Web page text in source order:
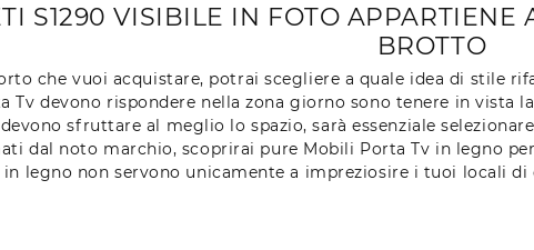
S1290 VISIBILE IN FOTO
BROTTO
che vuoi acquistare, potrai scegliere a quale idea di stile
Tv devono rispondere nella zona giorno sono tenere in
sfruttare al meglio lo spazio, sarà essenziale
dal noto marchio, scoprirai pure Mobili Porta Tv in legno
legno non servono unicamente a impreziosire i tuoi locali di